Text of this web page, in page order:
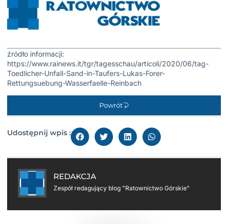
źródło informacji:
https://www.rainews.it/tgr/tagesschau/articoli/2020/06/tag-
Toedlicher-Unfall-Sand-in-Taufers-Lukas-Forer-
Rettungsuebung-Wasserfaelle-Reinbach
Powrót
Udostępnij wpis :
REDAKCJA
Zespół redagujący blog "Ratownictwo Górskie"